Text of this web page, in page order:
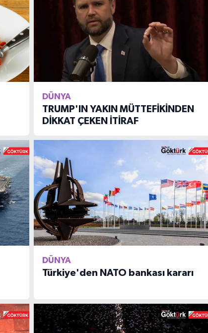
DÜNYA
TRUMP'IN YAKIN MÜTTEFİKİNDEN
DİKKAT ÇEKEN İTİRAF
DÜNYA
Türkiye'den NATO bankası kararı